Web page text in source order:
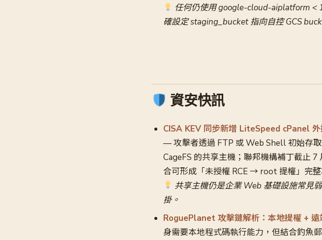
任何仍使用 google-cloud-aiplatform <
確設定 staging_bucket 指向自控 GCS
資安快訊
CISA KEV 同步新增 LiteSpeed cPanel
— 攻擊者透過 FTP 或 Web Shell 初始存
CageFS 的共享主機；聯邦機構補丁截止
合可形成「未授權 RCE → root 提權」完整
共享主機仍是企業 Web 基礎設施常見
掛。
RoguePlanet 攻擊鏈解析：本地提權 +
身需要本地程式碼執行能力，但結合釣魚